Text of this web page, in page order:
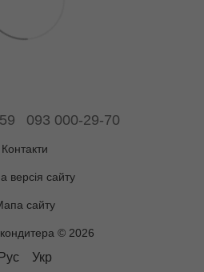
093 000-29-70
Контакти
версія сайту
сайту
© 2026
Рус Укр